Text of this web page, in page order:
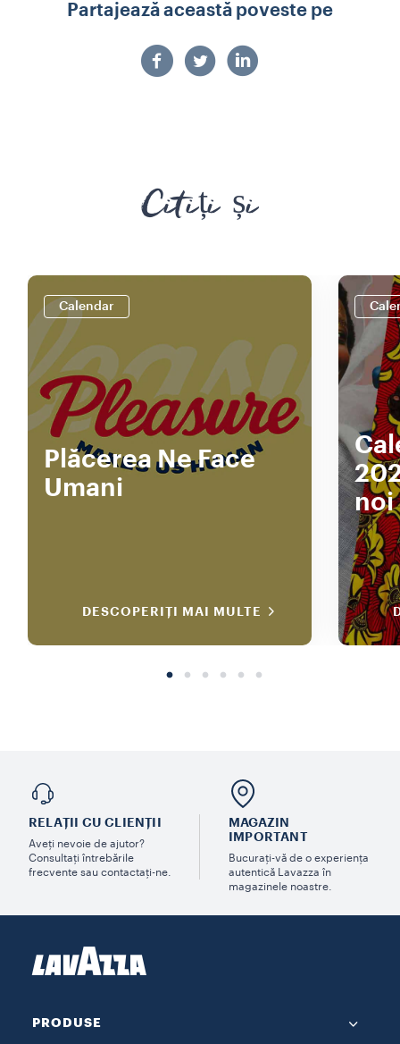
Partajează această poveste pe
Citiți și
Calendar
Plăcerea Ne Face
Umani
DESCOPERIȚI MAI MULTE
noi
RELAȚII CU CLIENȚII
Aveți nevoie de ajutor?
Consultați întrebările
frecvente sau contactați-ne.
MAGAZIN
IMPORTANT
Bucurați-vă de o experiența
autentică Lavazza în
magazinele noastre.
PRODUSE